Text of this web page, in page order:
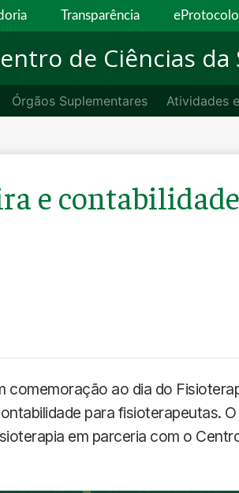
Transparência eProtocolo
de Ciências da
Órgãos Suplementares Atividades
e
comemoração ao dia do
para fisioterapeutas.
em parceria com o